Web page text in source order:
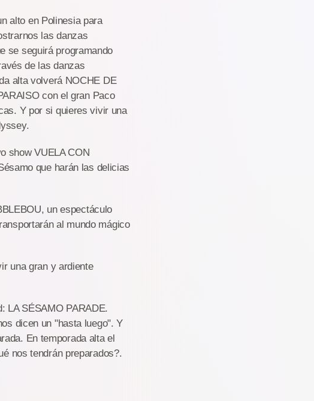
alto en Polinesia para
las danzas
se seguirá programando
de las danzas
alta volverá NOCHE DE
con el gran Paco
Y por si quieres vivir una
show VUELA CON
que harán las delicias
un espectáculo
al mundo mágico
una gran y ardiente
LA SÉSAMO PARADE.
dicen un "hasta luego". Y
En temporada alta el
nos tendrán preparados?.